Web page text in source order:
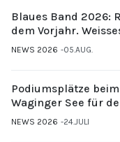
Blaues Band 2026:
dem Vorjahr.
NEWS 2026 05.AUG.
Podiumsplätze
Waginger See für
NEWS 2026 24.JULI